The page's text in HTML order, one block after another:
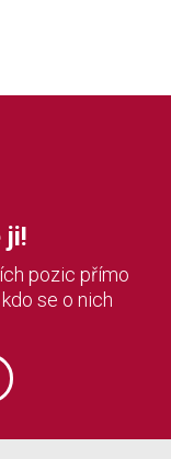
ji!
pozic přímo
se o nich